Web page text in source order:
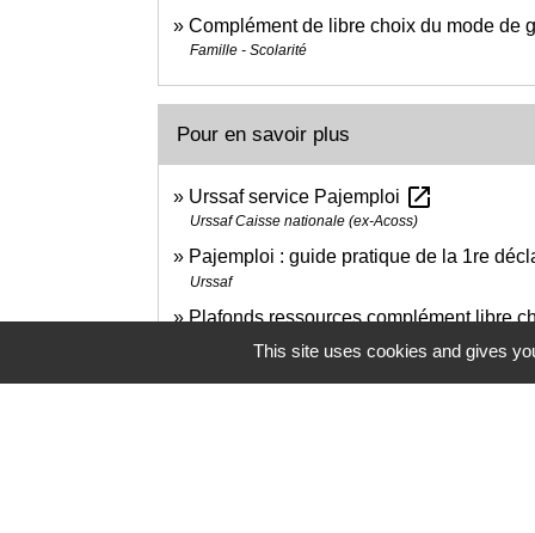
Complément de libre choix du mode de
Famille - Scolarité
Pour en savoir plus
Urssaf service Pajemploi open_in_new
Urssaf Caisse nationale (ex-Acoss)
Pajemploi : guide pratique de la 1re
Urssaf
Plafonds ressources complément libre
Caisse nationale des allocations familiales (Cnaf)
This site uses cookies and gives